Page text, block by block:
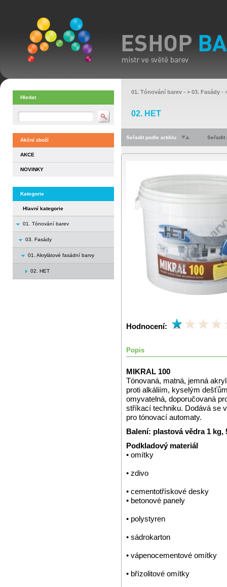
Hledat
Akční zboží
AKCE
NOVINKY
Kategorie
Hlavní kategorie
01. Tónování barev
03. Fasády
01. Akrylátové fasádní barvy
02. HET
01. Tónování barev - > 03. Fasády -
02. HET
Seřadit podle artiklu Seřadit
Hodnocení:
Popis
MIKRAL 100
Tónovaná, matná, jemná
proti alkáliím, kyselým
omyvatelná, doporučovaná
stříkací techniku. Dodává se
pro tónovací automaty.
Balení: plastová vědra 1 kg,
Podkladový materiál
• omítky
• zdivo
• cementotřískové desky
• betonové panely
• polystyren
• sádrokarton
• vápenocementové omítky
• břízolitové omítky